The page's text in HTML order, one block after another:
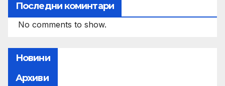
Последни коминтари
No comments to show.
Новини
Архиви